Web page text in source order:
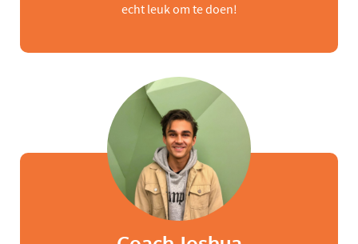
echt leuk om te doen!